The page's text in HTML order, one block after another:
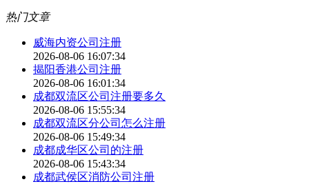
热门文章
威海内资公司注册
2026-08-06 16:07:34
揭阳香港公司注册
2026-08-06 16:01:34
成都双流区公司注册要多久
2026-08-06 15:55:34
成都双流区分公司怎么注册
2026-08-06 15:49:34
成都成华区公司的注册
2026-08-06 15:43:34
成都武侯区消防公司注册